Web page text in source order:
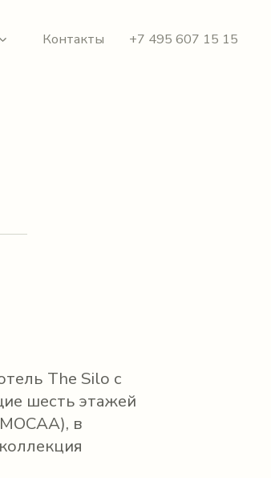
Контакты +7 495 607 15 15
The Silo с
шесть этажей
в